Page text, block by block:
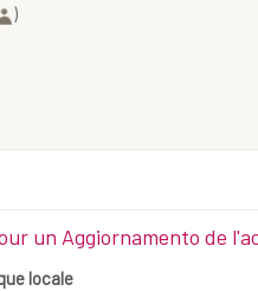
)
un Aggiornamento de
locale